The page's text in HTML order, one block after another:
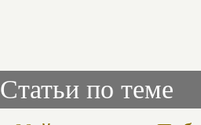
Статьи по теме